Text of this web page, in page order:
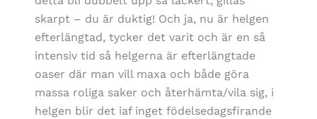
skarpt – du är duktig! Och ja, nu är helgen
efterlängtad, tycker det varit och är en så
intensiv tid så helgerna är efterlängtade
oaser där man vill maxa och både göra
massa roliga saker och återhämta/vila sig, i
helgen blir det iaf inget födelsedagsfirande